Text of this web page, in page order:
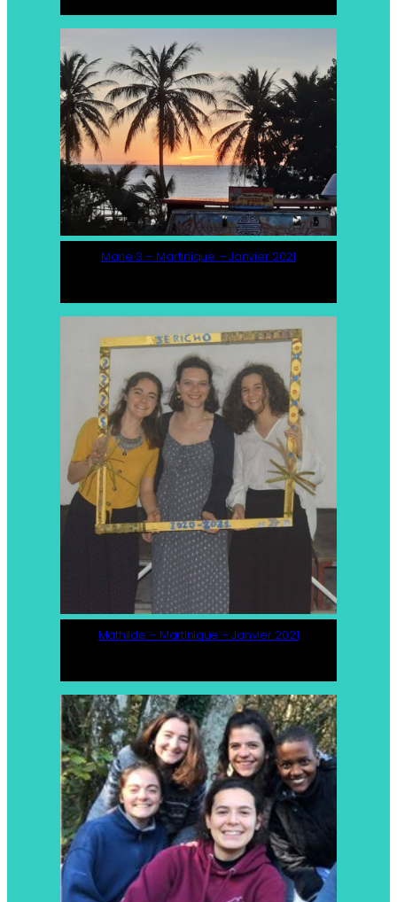
Marie 3 – Martinique – Janvier 2021
Mathilde – Martinique – Janvier 2021